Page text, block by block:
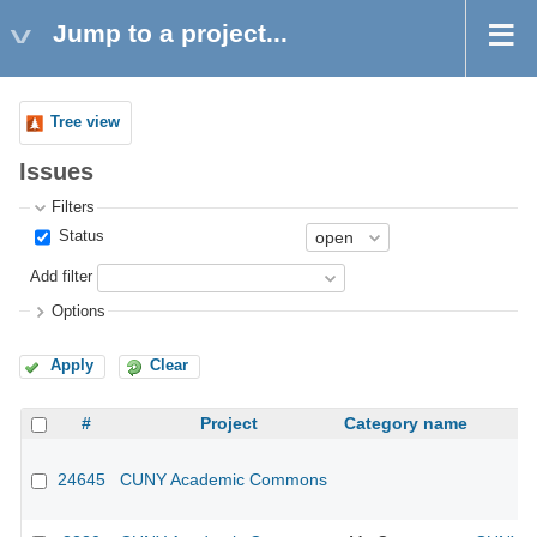
Jump to a project...
Tree view
Issues
Filters
Status
Add filter
Options
Apply Clear
# Project Category name
24645 CUNY Academic Commons